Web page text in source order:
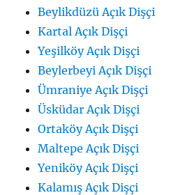
Beylikdüzü Açık Dişçi
Kartal Açık Dişçi
Yeşilköy Açık Dişçi
Beylerbeyi Açık Dişçi
Ümraniye Açık Dişçi
Üsküdar Açık Dişçi
Ortaköy Açık Dişçi
Maltepe Açık Dişçi
Yeniköy Açık Dişçi
Kalamış Açık Dişçi